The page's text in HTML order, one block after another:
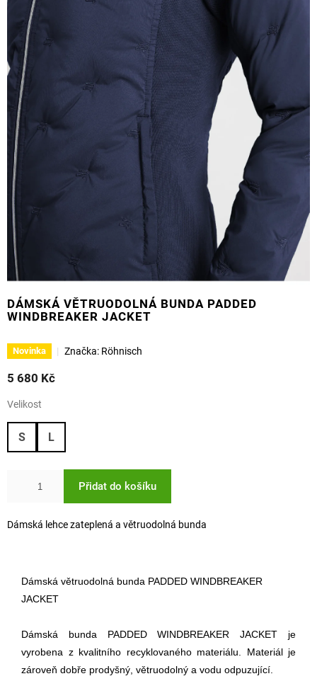
DÁMSKÁ VĚTRUODOLNÁ BUNDA PADDED
WINDBREAKER JACKET
Novinka Značka: Röhnisch
5 680 Kč
Velikost
S L
Přidat do košíku
Dámská lehce zateplená a větruodolná bunda
Dámská větruodolná bunda PADDED WINDBREAKER
JACKET
Dámská bunda PADDED WINDBREAKER JACKET je
vyrobena z kvalitního recyklovaného materiálu. Materiál je
zároveň dobře prodyšný, větruodolný a vodu odpuzující.